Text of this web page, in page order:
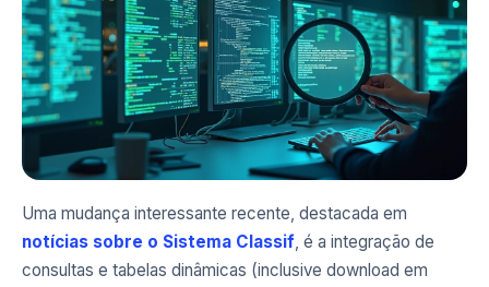
Uma mudança interessante recente, destacada em
notícias sobre o Sistema Classif, é a integração de
consultas e tabelas dinâmicas (inclusive download em